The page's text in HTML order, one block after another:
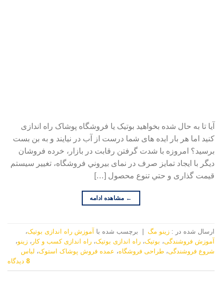
آیا تا به حال شده بخواهید بوتیک یا فروشگاه پوشاک راه اندازی
کنید اما هر بار ایده های شما درست از آب در نیایند و به بن بست
برسید؟ اﻣﺮوزه ﺑﺎ ﺷﺪت ﮔﺮﻓﺘﻦ رﻗﺎﺑﺖ در ﺑﺎزار، ﺧﺮده ﻓﺮوﺷﺎن
دﻳﮕﺮ ﺑﺎ اﻳﺠﺎد ﺗﻤﺎﻳﺰ ﺻﺮف در ﻧﻤﺎی ﺑﻴﺮوﻧﻲ ﻓﺮوﺷﮕﺎه، ﺗﻐﻴﻴﺮ ﺳﻴﺴﺘﻢ
ﻗﻴﻤﺖ ﮔﺬاری و ﺣﺘﻲ ﺗﻨﻮع ﻣﺤﺼﻮل […]
← مشاهده ادامه
ارسال شده در : زینو مگ برچسب‌ شده با آموزش راه اندازی بوتیک،
آموزش فروشندگی، بوتیک، راه اندازی بوتیک، راه اندازی کسب و کار ، زینو،
شروع فروشندگی، طراحی فروشگاه، عمده فروش پوشاک استوک، لباس
8 دیدگاه